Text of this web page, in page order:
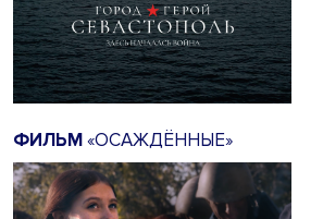
ФИЛЬМ«ОСАЖДЁННЫЕ»